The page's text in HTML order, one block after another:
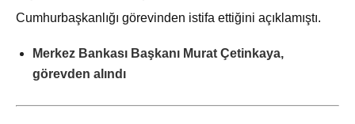
Cumhurbaşkanlığı görevinden istifa ettiğini açıklamıştı.
Merkez Bankası Başkanı Murat Çetinkaya,
görevden alındı